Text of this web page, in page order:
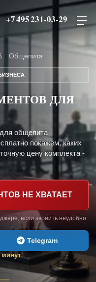
+7 495 231-03-29
Общепита
ДЛЯ
общепита
покажем, каких
цену комплекта -
НЕ ХВАТАЕТ
если звонить неудобно
Telegram
минут